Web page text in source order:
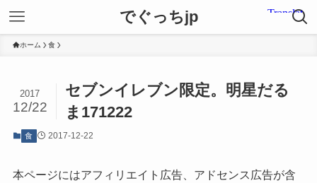
でぐっちjp
ホーム 食
セブンイレブン限定。明星だる
ま171222
2017
12/22
食 2017-12-22
本ページにはアフィリエイト広告、アドセンス広告が含